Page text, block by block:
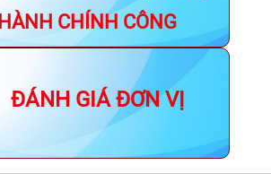
HÀNH CHÍNH CÔNG
ĐÁNH GIÁ ĐƠN VỊ